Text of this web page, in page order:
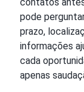
pode
prazo,
informações
cada
apenas